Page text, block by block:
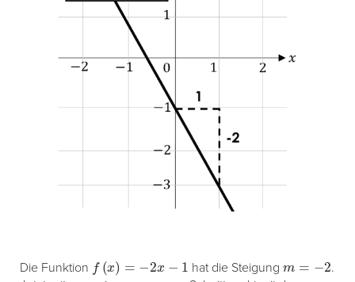
Die Funktion (x) − 1 hat die Steigung
.